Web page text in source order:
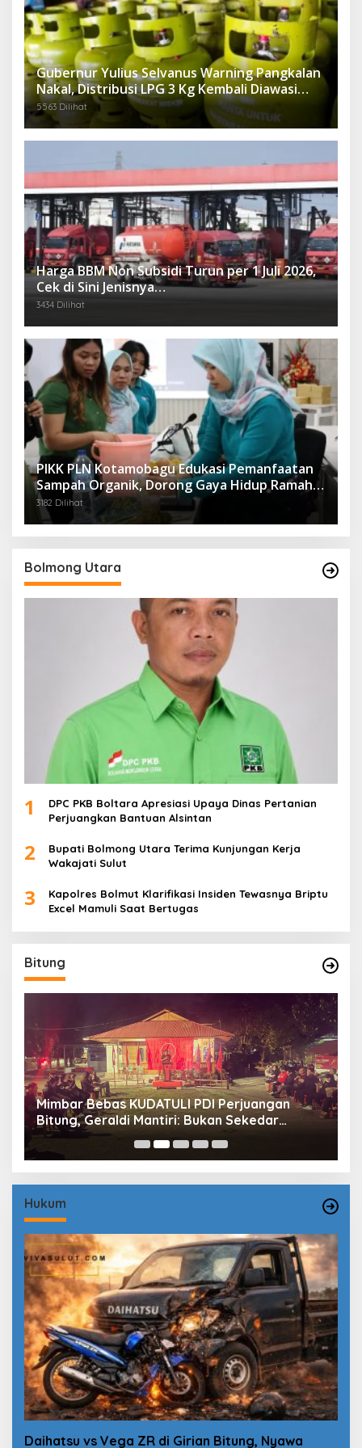
Gubernur Yulius Selvanus Warning Pangkalan
Nakal, Distribusi LPG 3 Kg Kembali Diawasi
Ketat
5563 Dilihat
Harga BBM Non Subsidi Turun per 1 Juli 2026,
Cek di Sini Jenisnya…
3434 Dilihat
PIKK PLN Kotamobagu Edukasi Pemanfaatan
Sampah Organik, Dorong Gaya Hidup Ramah
Lingkungan
3182 Dilihat
Bolmong Utara
1
DPC PKB Boltara Apresiasi Upaya Dinas Pertanian
Perjuangkan Bantuan Alsintan
2
Bupati Bolmong Utara Terima Kunjungan Kerja
Wakajati Sulut
3
Kapolres Bolmut Klarifikasi Insiden Tewasnya Briptu
Excel Mamuli Saat Bertugas
Bitung
Mimbar Bebas KUDATULI PDI Perjuangan
Bitung, Geraldi Mantiri: Bukan Sekedar
Sejarah
Hukum
Daihatsu vs Vega ZR di Girian Bitung, Nyawa